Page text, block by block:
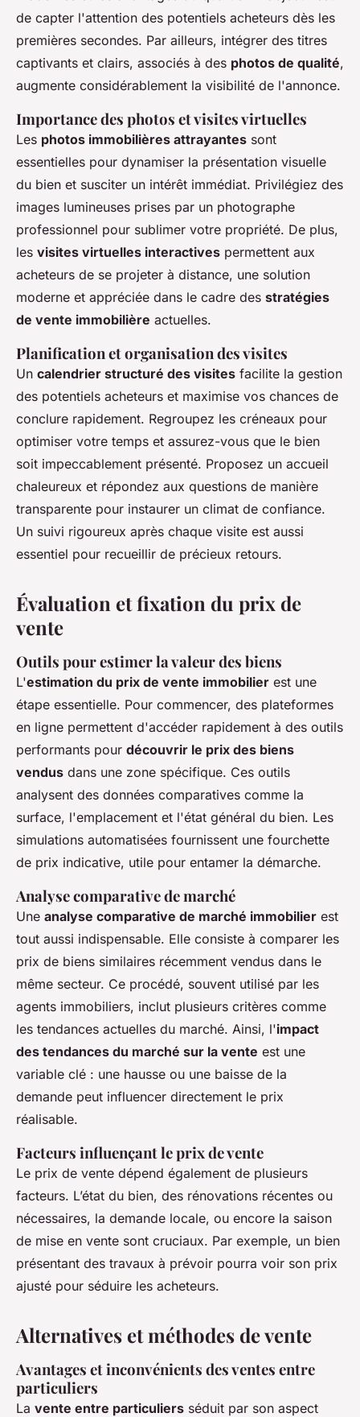
de capter l'attention des potentiels acheteurs dès les
premières secondes. Par ailleurs, intégrer des titres
captivants et clairs, associés à des photos de qualité,
augmente considérablement la visibilité de l'annonce.
Importance des photos et visites virtuelles
Les photos immobilières attrayantes sont
essentielles pour dynamiser la présentation visuelle
du bien et susciter un intérêt immédiat. Privilégiez des
images lumineuses prises par un photographe
professionnel pour sublimer votre propriété. De plus,
les visites virtuelles interactives permettent aux
acheteurs de se projeter à distance, une solution
moderne et appréciée dans le cadre des stratégies
de vente immobilière actuelles.
Planification et organisation des visites
Un calendrier structuré des visites facilite la gestion
des potentiels acheteurs et maximise vos chances de
conclure rapidement. Regroupez les créneaux pour
optimiser votre temps et assurez-vous que le bien
soit impeccablement présenté. Proposez un accueil
chaleureux et répondez aux questions de manière
transparente pour instaurer un climat de confiance.
Un suivi rigoureux après chaque visite est aussi
essentiel pour recueillir de précieux retours.
Évaluation et fixation du prix de
vente
Outils pour estimer la valeur des biens
L'estimation du prix de vente immobilier est une
étape essentielle. Pour commencer, des plateformes
en ligne permettent d'accéder rapidement à des outils
performants pour découvrir le prix des biens
vendus dans une zone spécifique. Ces outils
analysent des données comparatives comme la
surface, l'emplacement et l'état général du bien. Les
simulations automatisées fournissent une fourchette
de prix indicative, utile pour entamer la démarche.
Analyse comparative de marché
Une analyse comparative de marché immobilier est
tout aussi indispensable. Elle consiste à comparer les
prix de biens similaires récemment vendus dans le
même secteur. Ce procédé, souvent utilisé par les
agents immobiliers, inclut plusieurs critères comme
les tendances actuelles du marché. Ainsi, l'impact
des tendances du marché sur la vente est une
variable clé : une hausse ou une baisse de la
demande peut influencer directement le prix
réalisable.
Facteurs influençant le prix de vente
Le prix de vente dépend également de plusieurs
facteurs. L’état du bien, des rénovations récentes ou
nécessaires, la demande locale, ou encore la saison
de mise en vente sont cruciaux. Par exemple, un bien
présentant des travaux à prévoir pourra voir son prix
ajusté pour séduire les acheteurs.
Alternatives et méthodes de vente
Avantages et inconvénients des ventes entre
particuliers
La vente entre particuliers séduit par son aspect